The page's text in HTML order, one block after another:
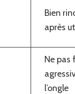
Bien
après
Ne
l’ongle